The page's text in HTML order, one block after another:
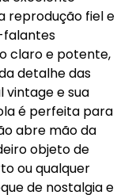
reprodução fiel e
falantes
claro e potente,
detalhe das
vintage e sua
é perfeita para
abre mão da
objeto de
ou qualquer
de nostalgia e